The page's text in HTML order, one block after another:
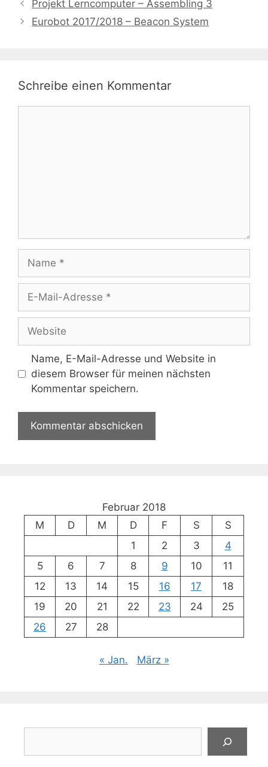
Projekt Lerncomputer – Assembling 3
Eurobot 2017/2018 – Beacon System
Schreibe einen Kommentar
Name
Adresse
Website
Name, E-Mail-Adresse und Website in
diesem Browser für meinen nächsten
Kommentar speichern.
Februar 2018
M
D M D F S
S
1
2 3
4
5
6 7 8 9 10
11
12
13 14 15 16 17
18
19
20 21 22 23 24
25
26
27 28
« Jan. März »